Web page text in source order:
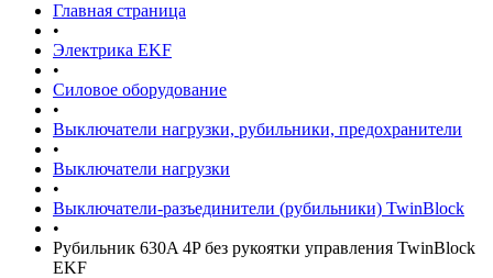
Главная страница
•
Электрика EKF
•
Силовое оборудование
•
Выключатели нагрузки, рубильники, предохранители
•
Выключатели нагрузки
•
Выключатели-разъединители (рубильники) TwinBlock
•
Рубильник 630A 4P без рукоятки управления TwinBlock
EKF